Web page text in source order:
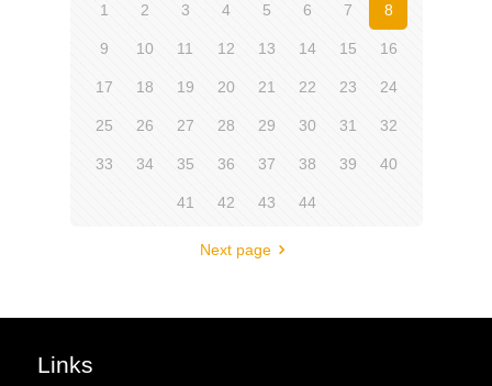
1 2 3 4 5 6 7 8
9 10 11 12 13 14 15 16
17 18 19 20 21 22 23 24
25 26 27 28 29 30 31 32
33 34 35 36 37 38 39 40
41 42 43 44
Next page
Links